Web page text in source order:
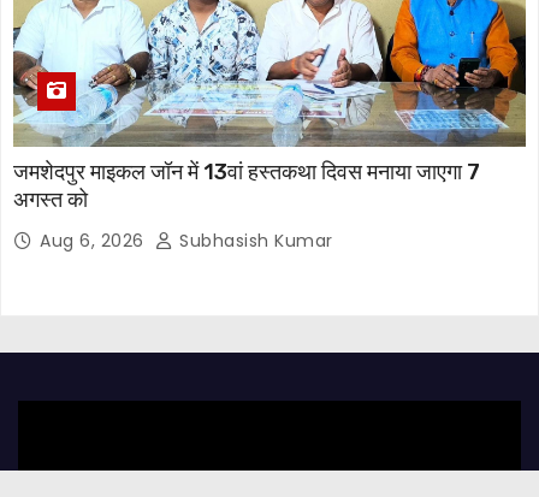
जमशेदपुर माइकल जॉन में 13वां हस्तकथा दिवस मनाया जाएगा 7
अगस्त को
Aug 6, 2026 Subhasish Kumar